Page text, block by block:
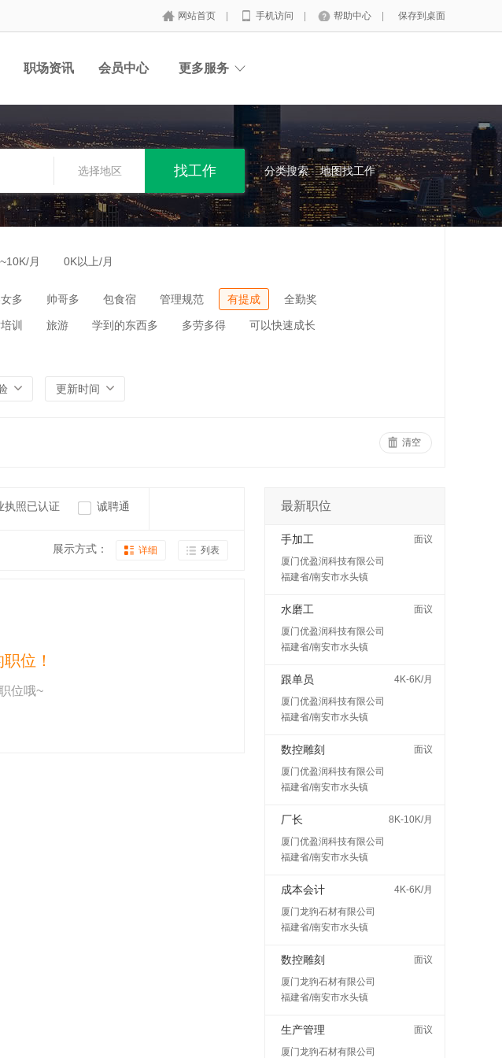
网站首页 手机访问 帮助中心 保存到桌面
职场资讯 会员中心 更多服务
选择地区 分类搜索 地图找工作
月 0K以上/月
多 帅哥多 包食宿 管理规范 有提成 全勤奖
训 旅游 学到的东西多 多劳多得 可以快速成长
更新时间
清空
执照已认证 诚聘通
展示方式： 详细 列表
位！
位哦~
最新职位
手加工
面议
厦门优盈润科技有限公司
福建省/南安市水头镇
水磨工
面议
厦门优盈润科技有限公司
福建省/南安市水头镇
跟单员
4K-6K/月
厦门优盈润科技有限公司
福建省/南安市水头镇
数控雕刻
面议
厦门优盈润科技有限公司
福建省/南安市水头镇
厂长
8K-10K/月
厦门优盈润科技有限公司
福建省/南安市水头镇
成本会计
4K-6K/月
厦门龙驹石材有限公司
福建省/南安市水头镇
数控雕刻
面议
厦门龙驹石材有限公司
福建省/南安市水头镇
生产管理
面议
厦门龙驹石材有限公司